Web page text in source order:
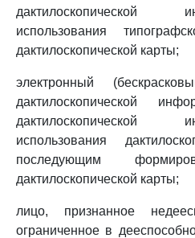
использования
дактилоскопической карты;
электронный
дактилоскопической
использования
последующим
дактилоскопической карты;
лицо, признанное
ограниченное в